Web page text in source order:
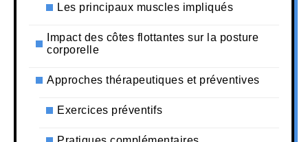
Les principaux muscles impliqués
Impact des côtes flottantes sur la posture
corporelle
Approches thérapeutiques et préventives
Exercices préventifs